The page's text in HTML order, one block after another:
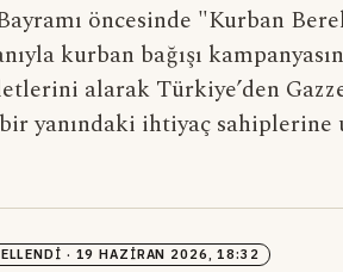
öncesinde "Kurban
kurban bağışı
alarak Türkiye’den
yanındaki ihtiyaç sahiplerine
· 19 HAZIRAN 2026, 18:32